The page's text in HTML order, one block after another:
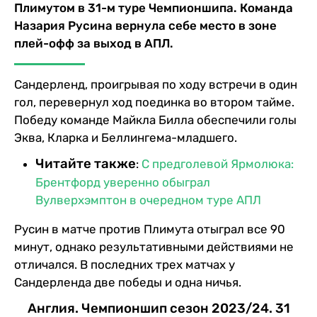
Плимутом в 31-м туре Чемпионшипа. Команда
Назария Русина вернула себе место в зоне
плей-офф за выход в АПЛ.
Сандерленд, проигрывая по ходу встречи в один
гол, перевернул ход поединка во втором тайме.
Победу команде Майкла Билла обеспечили голы
Эква, Кларка и Беллингема-младшего.
Читайте также: С предголевой Ярмолюка:
Брентфорд уверенно обыграл
Вулверхэмптон в очередном туре АПЛ
Русин в матче против Плимута отыграл все 90
минут, однако результативными действиями не
отличался. В последних трех матчах у
Сандерленда две победы и одна ничья.
Англия. Чемпионшип сезон 2023/24. 31